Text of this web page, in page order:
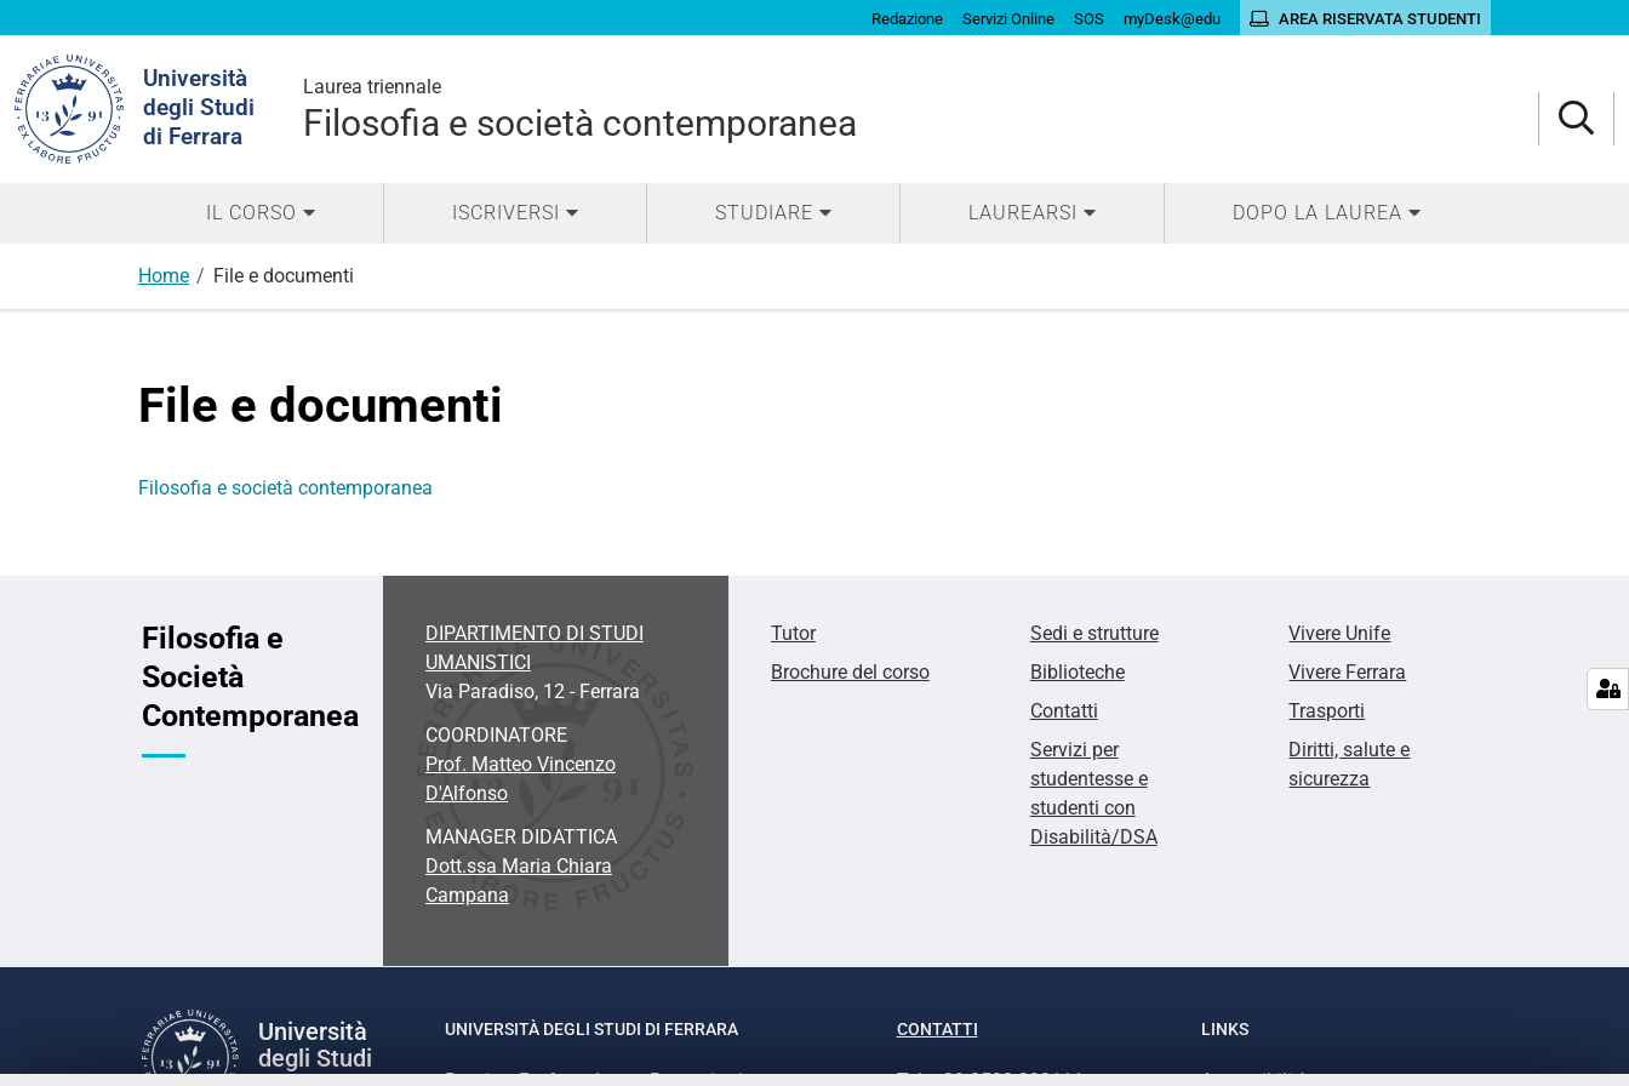
Redazione Servizi Online SOS myDesk@edu AREA RISERVATA STUDENTI
Università
degli Studi
di Ferrara
Laurea triennale
Filosofia e società contemporanea
nel
sito
IL CORSO ISCRIVERSI STUDIARE LAUREARSI DOPO LA LAUREA
Home File e documenti
File e documenti
Filosofia e società contemporanea
Filosofia e
Società
Contemporanea
DIPARTIMENTO DI STUDI
UMANISTICI
Via Paradiso, 12 - Ferrara
COORDINATORE
Prof. Matteo Vincenzo
D'Alfonso
MANAGER DIDATTICA
Dott.ssa Maria Chiara
Campana
Tutor
Brochure del corso
Sedi e strutture
Biblioteche
Contatti
Servizi per
studentesse e
studenti con
Disabilità/DSA
Vivere Unife
Vivere Ferrara
Trasporti
Diritti, salute e
sicurezza
Università
degli Studi
UNIVERSITÀ DEGLI STUDI DI FERRARA
Rettrice: Prof.ssa Laura Ramaciotti
CONTATTI
Tel. +39 0532 293111
LINKS
Accessibilità